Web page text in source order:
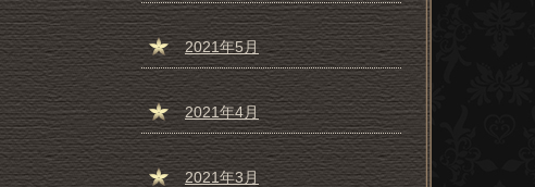
2021年5月
2021年4月
2021年3月